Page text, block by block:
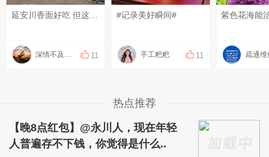
延安川香面好吃 但这边小车逆行严重，都乱劈柴#随手拍拍##随便说说#
11
#记录美好瞬间#
手工粑粑 11
紫色花海能
热点推荐
【晚8点红包】@永川人，现在年轻
人普遍存不下钱，你觉得是什么..